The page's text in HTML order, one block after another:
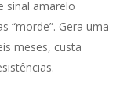
sinal amarelo
“morde”. Gera uma
meses, custa